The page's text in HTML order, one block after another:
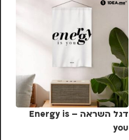
דגל השראה – Energy is
you